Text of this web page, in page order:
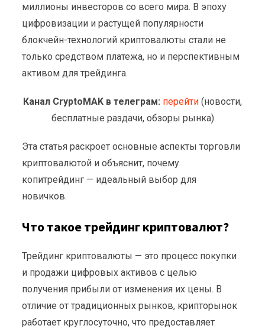
миллионы инвесторов со всего мира. В эпоху
цифровизации и растущей популярности
блокчейн-технологий криптовалюты стали не
только средством платежа, но и перспективным
активом для трейдинга.
Канал CryptoMAK в телеграм: перейти (новости,
бесплатные раздачи, обзоры рынка)
Эта статья раскроет основные аспекты торговли
криптовалютой и объяснит, почему
копитрейдинг — идеальный выбор для
новичков.
Что такое трейдинг криптовалют?
Трейдинг криптовалюты — это процесс покупки
и продажи цифровых активов с целью
получения прибыли от изменения их цены. В
отличие от традиционных рынков, крипторынок
работает круглосуточно, что предоставляет